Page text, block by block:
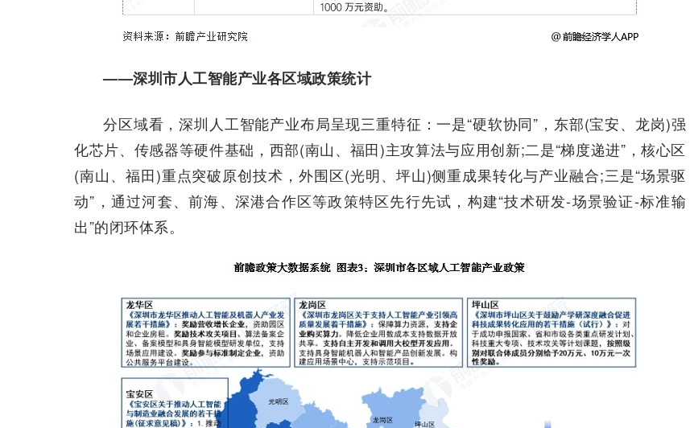
——深圳市人工智能产业各区域政策统计
分区域看，深圳人工智能产业布局呈现三重特征：一是“硬软协同”，东部(宝安、龙岗)强
化芯片、传感器等硬件基础，西部(南山、福田)主攻算法与应用创新;二是“梯度递进”，核心区
(南山、福田)重点突破原创技术，外围区(光明、坪山)侧重成果转化与产业融合;三是“场景驱
动”，通过河套、前海、深港合作区等政策特区先行先试，构建“技术研发-场景验证-标准输
出”的闭环体系。